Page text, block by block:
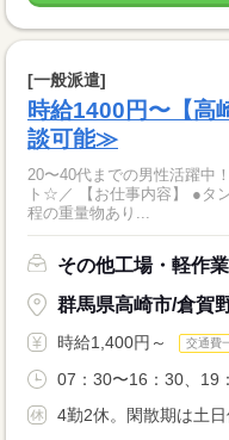
[一般派遣]
時給1400円〜【
談可能≫
20〜40代までの男性活躍中
ト☆／ 【お仕事内容】 ●タンブラーに材料を投入するお仕事 20キロ
程の重量物あり...
その他工場・軽作
群馬県高崎市/倉賀
時給1,400円～ 交通費
07：30〜16：30、19
4勤2休。閑散期は土日